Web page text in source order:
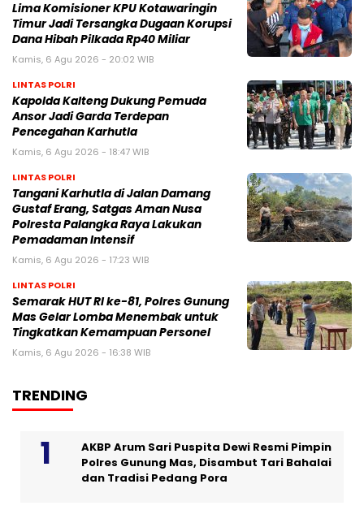
Lima Komisioner KPU Kotawaringin
Timur Jadi Tersangka Dugaan Korupsi
Dana Hibah Pilkada Rp40 Miliar
Kamis, 6 Agu 2026 - 20:02 WIB
LINTAS POLRI
Kapolda Kalteng Dukung Pemuda
Ansor Jadi Garda Terdepan
Pencegahan Karhutla
Kamis, 6 Agu 2026 - 18:47 WIB
LINTAS POLRI
Tangani Karhutla di Jalan Damang
Gustaf Erang, Satgas Aman Nusa
Polresta Palangka Raya Lakukan
Pemadaman Intensif
Kamis, 6 Agu 2026 - 17:23 WIB
LINTAS POLRI
Semarak HUT RI ke-81, Polres Gunung
Mas Gelar Lomba Menembak untuk
Tingkatkan Kemampuan Personel
Kamis, 6 Agu 2026 - 16:38 WIB
TRENDING
AKBP Arum Sari Puspita Dewi Resmi Pimpin
Polres Gunung Mas, Disambut Tari Bahalai
dan Tradisi Pedang Pora